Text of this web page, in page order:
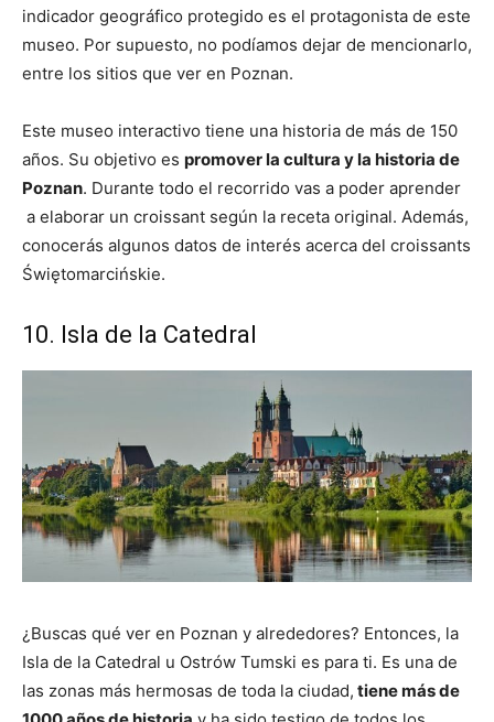
indicador geográfico protegido es el protagonista de este
museo. Por supuesto, no podíamos dejar de mencionarlo,
entre los sitios que ver en Poznan.
Este museo interactivo tiene una historia de más de 150
años. Su objetivo es promover la cultura y la historia de
Poznan. Durante todo el recorrido vas a poder aprender
a elaborar un croissant según la receta original. Además,
conocerás algunos datos de interés acerca del croissants
Świętomarcińskie.
10. Isla de la Catedral
¿Buscas qué ver en Poznan y alrededores? Entonces, la
Isla de la Catedral u Ostrów Tumski es para ti. Es una de
las zonas más hermosas de toda la ciudad, tiene más de